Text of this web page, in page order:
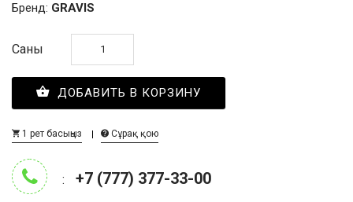
Бренд: GRAVIS
Саны
ДОБАВИТЬ В КОРЗИНУ
1 рет басыңыз Сұрақ қою
: +7 (777) 377-33-00